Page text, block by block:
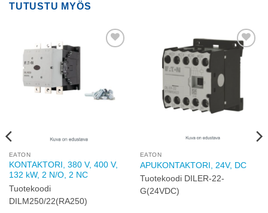
TUTUSTU MYÖS
EATON
KONTAKTORI, 380 V, 400 V,
132 kW, 2 N/O, 2 NC
Tuotekoodi
DILM250/22(RA250)
Add to
wishlist
EATON
APUKONTAKTORI, 24V, DC
Tuotekoodi DILER-22-
G(24VDC)